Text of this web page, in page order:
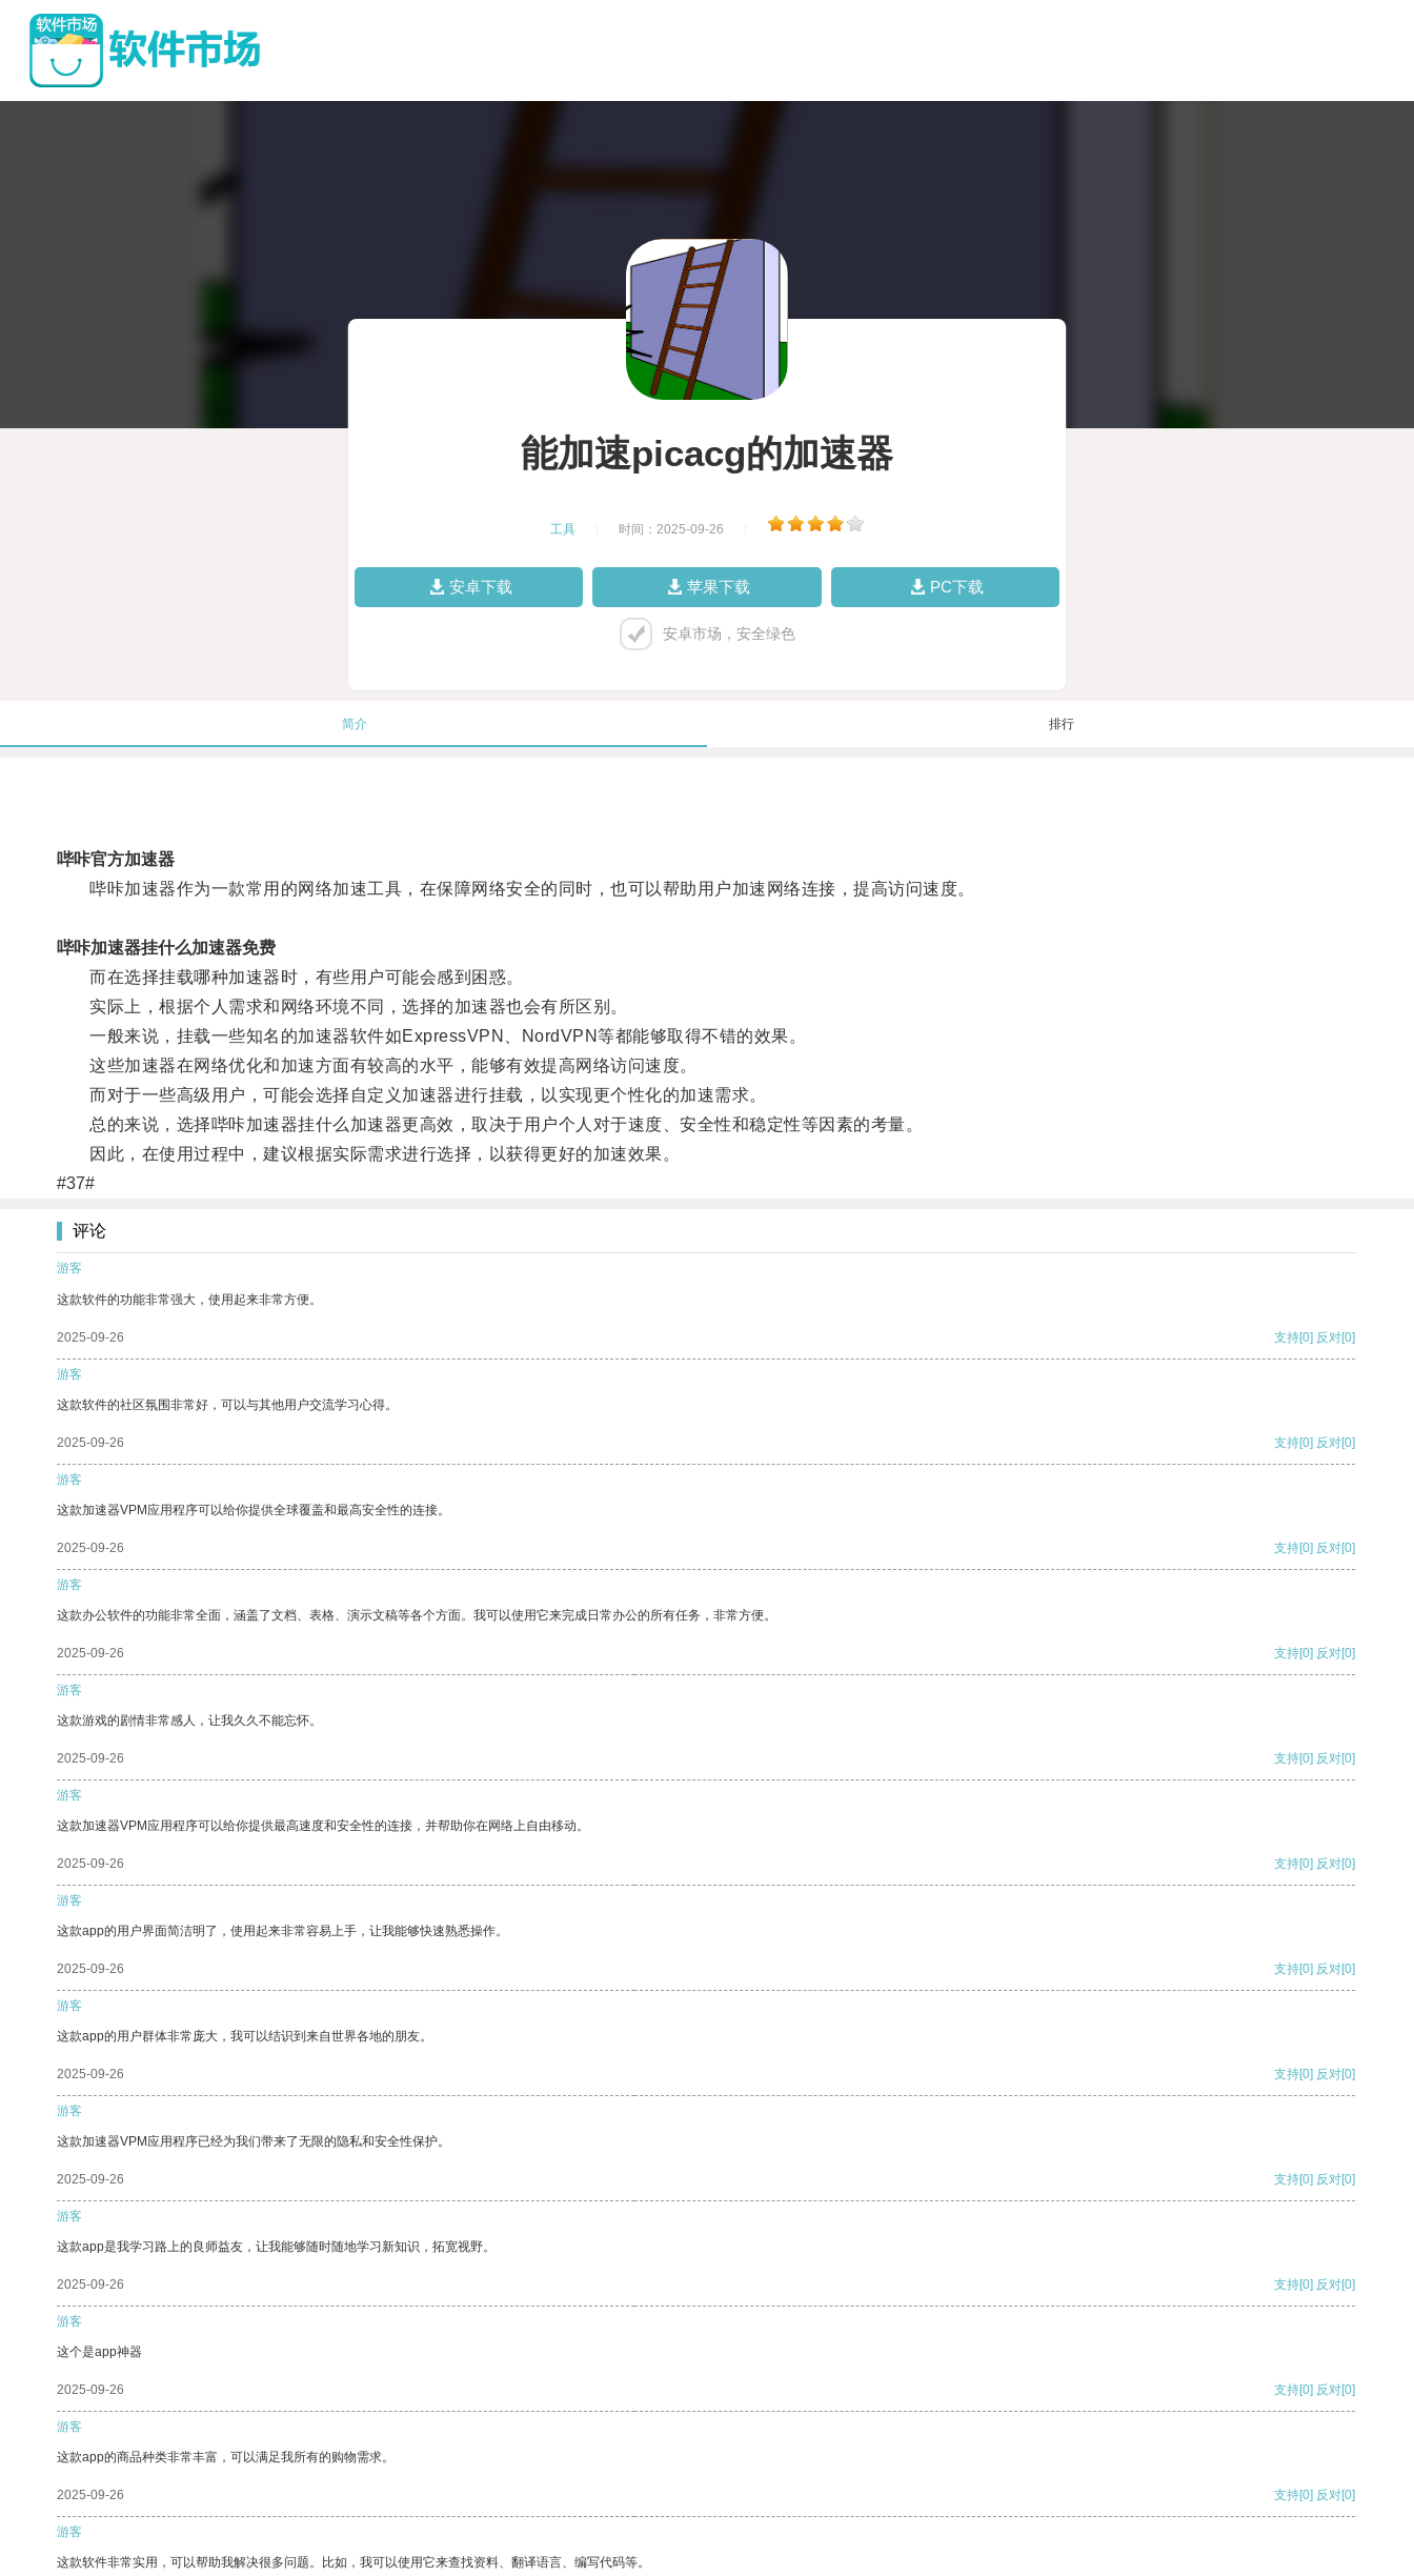
能加速picacg的加速器
工具 时间：2025-09-26
安卓下载 苹果下载 PC下载
安卓市场，安全绿色
简介 排行
哔咔官方加速器
哔咔加速器作为一款常用的网络加速工具，在保障网络安全的同时，也可以帮助用户加速网络连接，提高访问速度。
哔咔加速器挂什么加速器免费
而在选择挂载哪种加速器时，有些用户可能会感到困惑。
实际上，根据个人需求和网络环境不同，选择的加速器也会有所区别。
一般来说，挂载一些知名的加速器软件如ExpressVPN、NordVPN等都能够取得不错的效果。
这些加速器在网络优化和加速方面有较高的水平，能够有效提高网络访问速度。
而对于一些高级用户，可能会选择自定义加速器进行挂载，以实现更个性化的加速需求。
总的来说，选择哔咔加速器挂什么加速器更高效，取决于用户个人对于速度、安全性和稳定性等因素的考量。
因此，在使用过程中，建议根据实际需求进行选择，以获得更好的加速效果。
#37#
评论
游客
这款软件的功能非常强大，使用起来非常方便。
2025-09-26 支持[0] 反对[0]
游客
这款软件的社区氛围非常好，可以与其他用户交流学习心得。
2025-09-26 支持[0] 反对[0]
游客
这款加速器VPM应用程序可以给你提供全球覆盖和最高安全性的连接。
2025-09-26 支持[0] 反对[0]
游客
这款办公软件的功能非常全面，涵盖了文档、表格、演示文稿等各个方面。我可以使用它来完成日常办公的所有任务，非常方便。
2025-09-26 支持[0] 反对[0]
游客
这款游戏的剧情非常感人，让我久久不能忘怀。
2025-09-26 支持[0] 反对[0]
游客
这款加速器VPM应用程序可以给你提供最高速度和安全性的连接，并帮助你在网络上自由移动。
2025-09-26 支持[0] 反对[0]
游客
这款app的用户界面简洁明了，使用起来非常容易上手，让我能够快速熟悉操作。
2025-09-26 支持[0] 反对[0]
游客
这款app的用户群体非常庞大，我可以结识到来自世界各地的朋友。
2025-09-26 支持[0] 反对[0]
游客
这款加速器VPM应用程序已经为我们带来了无限的隐私和安全性保护。
2025-09-26 支持[0] 反对[0]
游客
这款app是我学习路上的良师益友，让我能够随时随地学习新知识，拓宽视野。
2025-09-26 支持[0] 反对[0]
游客
这个是app神器
2025-09-26 支持[0] 反对[0]
游客
这款app的商品种类非常丰富，可以满足我所有的购物需求。
2025-09-26 支持[0] 反对[0]
游客
这款软件非常实用，可以帮助我解决很多问题。比如，我可以使用它来查找资料、翻译语言、编写代码等。